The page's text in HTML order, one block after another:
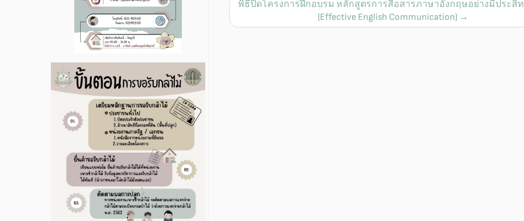
พิธีปิดโครงการฝึกอบรม หลักสูตรการสื่อสารภาษาอังกฤษอย่างมีประสิ
(Effective English Communication) →